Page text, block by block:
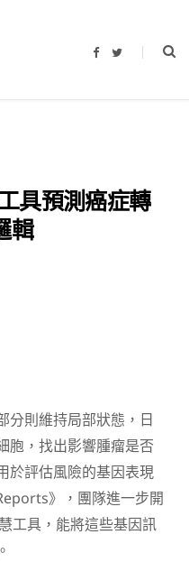
F
b
T
t
具預測癌症轉
輯
分則維持局部狀態，日
胞，找出影響腫瘤是否
於評估風險的基因表現
》，團隊進一步開
工具，能將這些基因訊